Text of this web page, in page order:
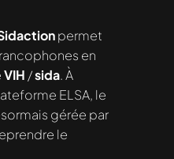
permet
en
VIH /sida. À
ELSA, le
gérée par
le